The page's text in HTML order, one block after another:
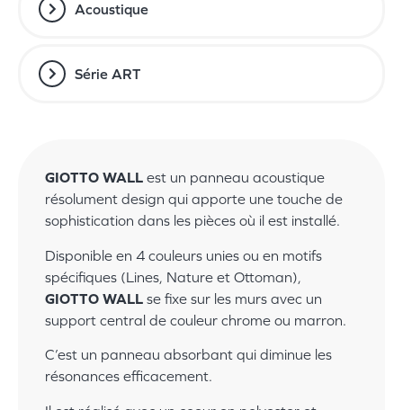
Acoustique
Série ART
GIOTTO WALL est un panneau acoustique
résolument design qui apporte une touche de
sophistication dans les pièces où il est installé.
Disponible en 4 couleurs unies ou en motifs
spécifiques (Lines, Nature et Ottoman),
GIOTTO WALL se fixe sur les murs avec un
support central de couleur chrome ou marron.
C’est un panneau absorbant qui diminue les
résonances efficacement.